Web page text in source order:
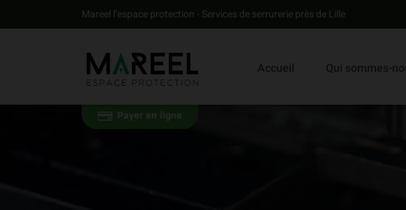
Mareel l’espace protection - Services de serrurerie près de Lille
Accueil Qui sommes-
Payer en ligne